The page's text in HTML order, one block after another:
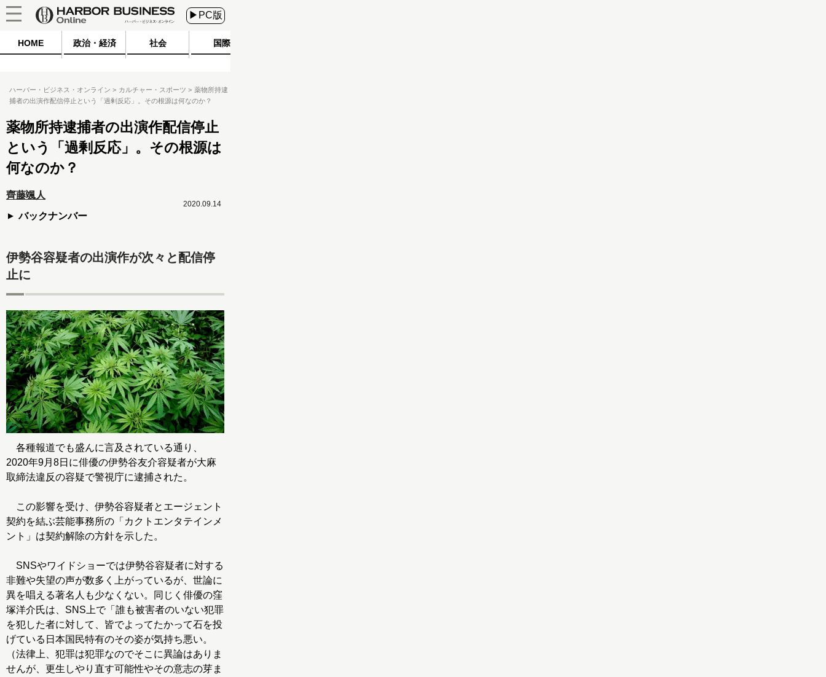
▶PC版
HOME 政治・経済 社会 国際
ハーバー・ビジネス・オンライン カルチャー・スポーツ
薬物所持逮
捕者の出演作配信停止という「過剰反応」。その根源は何なのか？
薬物所持逮捕者の出演作配信停止
という「過剰反応」。その根源は
何なのか？
齊藤颯人
バックナンバー
2020.09.14
伊勢谷容疑者の出演作が次々と配信停
止に
各種報道でも盛んに言及されている通り、
2020年9月8日に俳優の伊勢谷友介容疑者が大麻
取締法違反の容疑で警視庁に逮捕された。
この影響を受け、伊勢谷容疑者とエージェント
契約を結ぶ芸能事務所の「カクトエンタテインメ
ント」は契約解除の方針を示した。
SNSやワイドショーでは伊勢谷容疑者に対する
非難や失望の声が数多く上がっているが、世論に
異を唱える著名人も少なくない。同じく俳優の窪
塚洋介氏は、SNS上で「誰も被害者のいない犯罪
を犯した者に対して、皆でよってたかって石を投
げている日本国民特有のその姿が気持ち悪い。
（法律上、犯罪は犯罪なのでそこに異論はありま
せんが、更生しやり直す可能性やその意志の芽ま